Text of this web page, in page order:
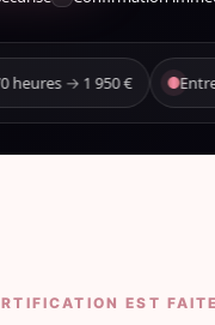
gratuit avant
EST